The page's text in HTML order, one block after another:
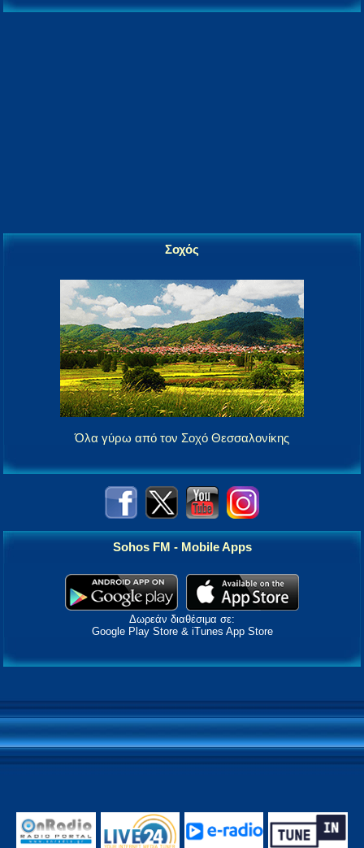
Σοχός
Όλα γύρω από τον Σοχό Θεσσαλονίκης
Sohos FM - Mobile Apps
Δωρεάν διαθέσιμα σε:
Google Play Store & iTunes App Store